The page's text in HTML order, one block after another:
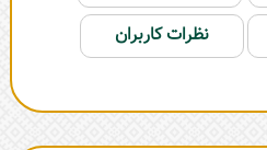
نظرات کاربران